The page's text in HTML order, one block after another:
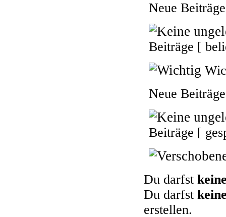
Neue
Beiträge [
Neue
Beiträge [
Du darfst
Du darfst
erstellen.